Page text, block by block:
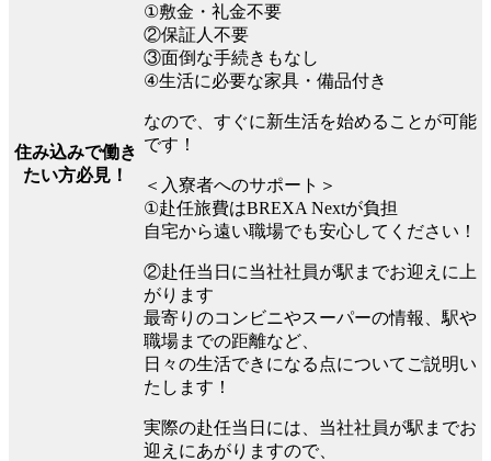
住み込みで働き
たい方必見！
①敷金・礼金不要
②保証人不要
③面倒な手続きもなし
④生活に必要な家具・備品付き
なので、すぐに新生活を始めることが可能
です！
＜入寮者へのサポート＞
①赴任旅費はBREXA Nextが負担
自宅から遠い職場でも安心してください！
②赴任当日に当社社員が駅までお迎えに上
がります
最寄りのコンビニやスーパーの情報、駅や
職場までの距離など、
日々の生活できになる点についてご説明い
たします！
実際の赴任当日には、当社社員が駅までお
迎えにあがりますので、